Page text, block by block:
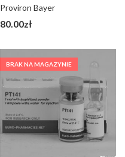
Proviron Bayer
80.00zł
BRAK NA MAGAZYNIE